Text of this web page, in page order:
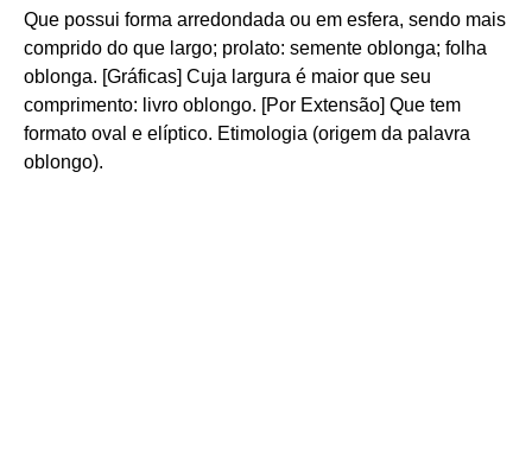
Que possui forma arredondada ou em esfera, sendo mais
comprido do que largo; prolato: semente oblonga; folha
oblonga. [Gráficas] Cuja largura é maior que seu
comprimento: livro oblongo. [Por Extensão] Que tem
formato oval e elíptico. Etimologia (origem da palavra
oblongo).